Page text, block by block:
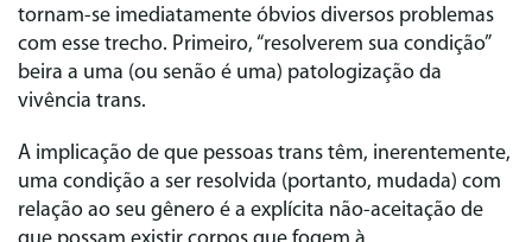
tornam-se imediatamente óbvios diversos problemas
com esse trecho. Primeiro, “resolverem sua condição”
beira a uma (ou senão é uma) patologização da
vivência trans.
A implicação de que pessoas trans têm, inerentemente,
uma condição a ser resolvida (portanto, mudada) com
relação ao seu gênero é a explícita não-aceitação de